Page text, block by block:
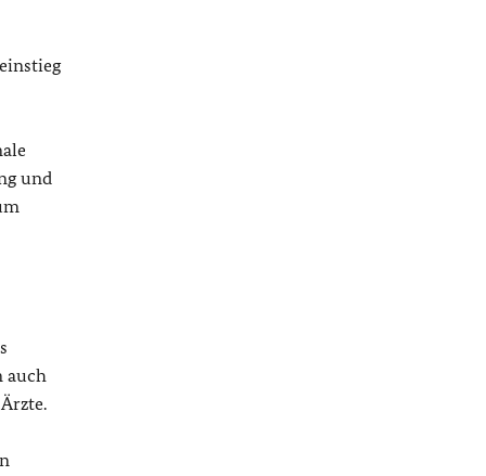
und
auch